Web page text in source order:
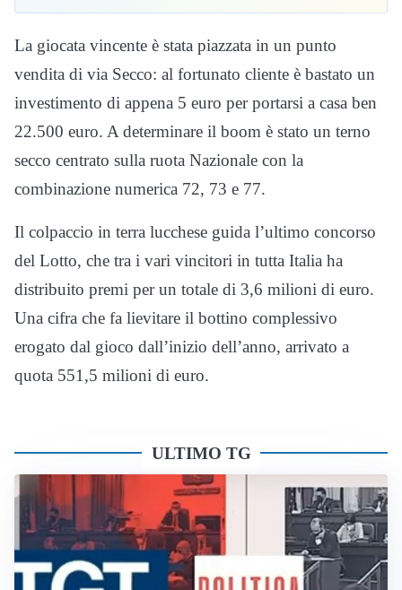
La giocata vincente è stata piazzata in un punto
vendita di via Secco: al fortunato cliente è bastato un
investimento di appena 5 euro per portarsi a casa ben
22.500 euro. A determinare il boom è stato un terno
secco centrato sulla ruota Nazionale con la
combinazione numerica 72, 73 e 77.
Il colpaccio in terra lucchese guida l’ultimo concorso
del Lotto, che tra i vari vincitori in tutta Italia ha
distribuito premi per un totale di 3,6 milioni di euro.
Una cifra che fa lievitare il bottino complessivo
erogato dal gioco dall’inizio dell’anno, arrivato a
quota 551,5 milioni di euro.
ULTIMO TG